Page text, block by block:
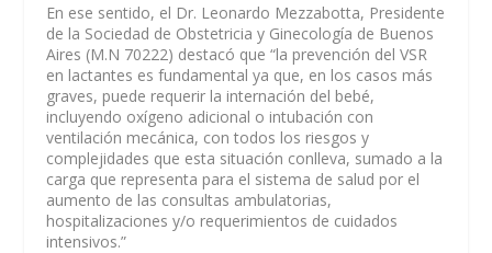
En ese sentido, el Dr. Leonardo Mezzabotta, Presidente
de la Sociedad de Obstetricia y Ginecología de Buenos
Aires (M.N 70222) destacó que “la prevención del VSR
en lactantes es fundamental ya que, en los casos más
graves, puede requerir la internación del bebé,
incluyendo oxígeno adicional o intubación con
ventilación mecánica, con todos los riesgos y
complejidades que esta situación conlleva, sumado a la
carga que representa para el sistema de salud por el
aumento de las consultas ambulatorias,
hospitalizaciones y/o requerimientos de cuidados
intensivos.”